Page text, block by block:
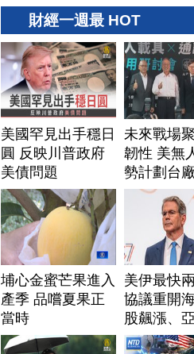
財經一週最 HOT
美國罕見出手穩日
圓 反映川普政府
美債問題
未來戰場
韌性 美無
勢計劃台
埔心金蜜芒果進入
產季 品嚐夏果正
當時
美伊最快
協議重開
股飆漲、